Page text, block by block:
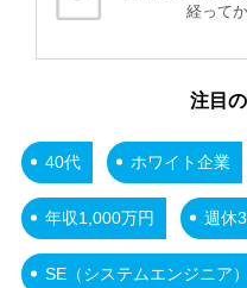
経って
注目
40代 ホワイト企業
年収1,000万円 週休
SE（システムエンジニア）